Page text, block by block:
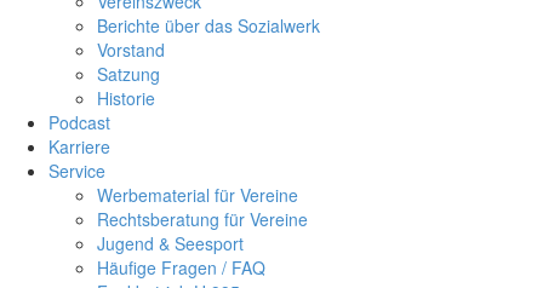
Berichte über das Sozialwerk
Vorstand
Satzung
Historie
Podcast
Karriere
Service
Werbematerial für Vereine
Rechtsberatung für Vereine
Jugend & Seesport
Häufige Fragen / FAQ